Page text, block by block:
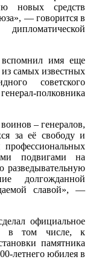
новых средств
— говорится в
вспомнил имя еще
из самых известных
советского
полковника
– генералов,
за её свободу и
подвигами на
разведывательную
долгожданной
славой», —
официальное
в том числе, к
памятника
летнего юбилея в